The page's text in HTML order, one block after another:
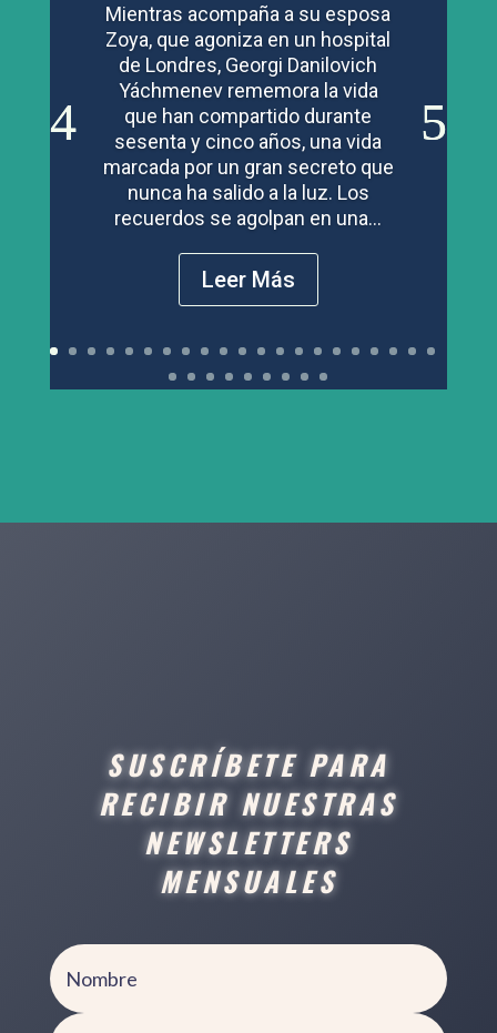
Mientras acompaña a su esposa
Zoya, que agoniza en un hospital
de Londres, Georgi Danilovich
Yáchmenev rememora la vida
que han compartido durante
sesenta y cinco años, una vida
marcada por un gran secreto que
nunca ha salido a la luz. Los
recuerdos se agolpan en una...
Leer Más
SUSCRÍBETE PARA
RECIBIR NUESTRAS
NEWSLETTERS
MENSUALES